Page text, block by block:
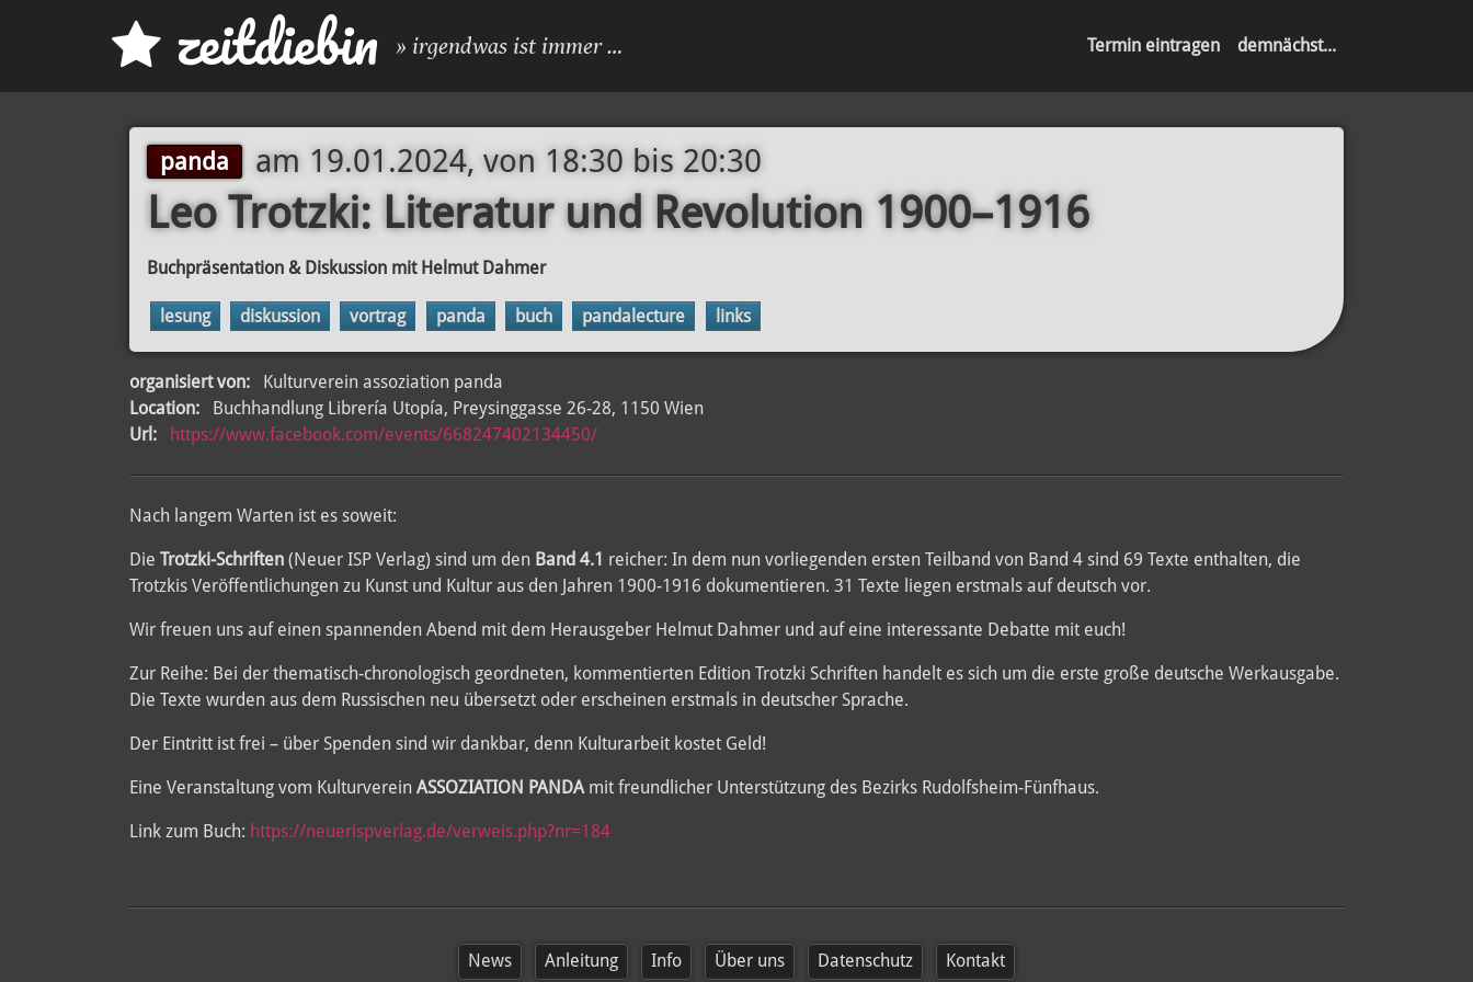
zeitdiebin » irgendwas ist immer … Termin eintragen demnächst...
panda am 19.01.2024, von 18:30 bis 20:30
Leo Trotzki: Literatur und Revolution 1900–1916
Buchpräsentation & Diskussion mit Helmut Dahmer
lesung diskussion vortrag panda buch pandalecture links
organisiert von:
Kulturverein assoziation panda
Location:
Buchhandlung Librería Utopía, Preysinggasse 26-28, 1150 Wien
Url:
https://www.facebook.com/events/668247402134450/
Nach langem Warten ist es soweit:
Die Trotzki-Schriften (Neuer ISP Verlag) sind um den Band 4.1 reicher: In dem nun vorliegenden ersten Teilband von Band 4 sind 69 Texte enthalten, die
Trotzkis Veröffentlichungen zu Kunst und Kultur aus den Jahren 1900-1916 dokumentieren. 31 Texte liegen erstmals auf deutsch vor.
Wir freuen uns auf einen spannenden Abend mit dem Herausgeber Helmut Dahmer und auf eine interessante Debatte mit euch!
Zur Reihe: Bei der thematisch-chronologisch geordneten, kommentierten Edition Trotzki Schriften handelt es sich um die erste große deutsche Werkausgabe.
Die Texte wurden aus dem Russischen neu übersetzt oder erscheinen erstmals in deutscher Sprache.
Der Eintritt ist frei – über Spenden sind wir dankbar, denn Kulturarbeit kostet Geld!
Eine Veranstaltung vom Kulturverein ASSOZIATION PANDAmit freundlicher Unterstützung des Bezirks Rudolfsheim-Fünfhaus.
Link zum Buch: https://neuerispverlag.de/verweis.php?nr=184
News Anleitung Info Über uns Datenschutz Kontakt